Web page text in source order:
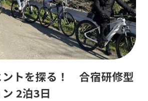
ントを探る！ 合宿研修型
2泊3日